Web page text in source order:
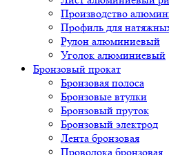
Производство
Профиль для
Рулон алюминиевый
Уголок алюминиевый
Бронзовый прокат
Бронзовая полоса
Бронзовые втулки
Бронзовый пруток
Бронзовый электрод
Лента бронзовая
Проволока бронзовая